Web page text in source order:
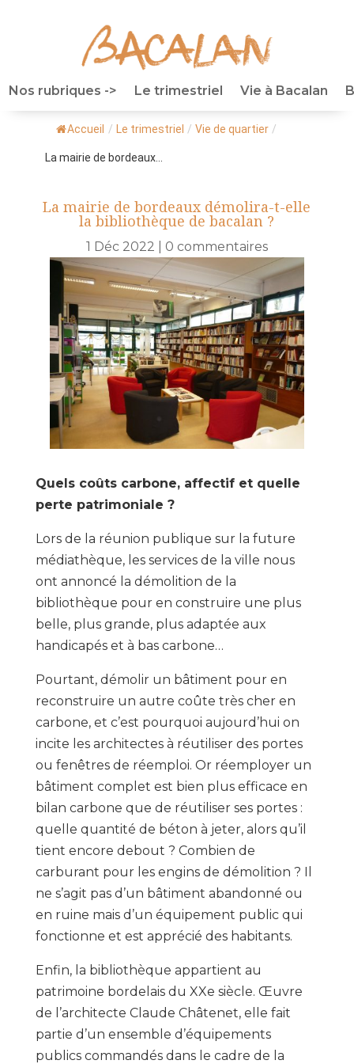
Nos rubriques -> Le trimestriel Vie à Bacalan
Accueil / Le trimestriel / Vie de quartier /
La mairie de bordeaux...
La mairie de bordeaux démolira-t-elle
la bibliothèque de bacalan ?
1 Déc 2022 0 commentaires
Quels coûts carbone, affectif et quelle
perte patrimoniale ?
Lors de la réunion publique sur la future
médiathèque, les services de la ville nous
ont annoncé la démolition de la
bibliothèque pour en construire une plus
belle, plus grande, plus adaptée aux
handicapés et à bas carbone…
Pourtant, démolir un bâtiment pour en
reconstruire un autre coûte très cher en
carbone, et c’est pourquoi aujourd’hui on
incite les architectes à réutiliser des portes
ou fenêtres de réemploi. Or réemployer un
bâtiment complet est bien plus efficace en
bilan carbone que de réutiliser ses portes :
quelle quantité de béton à jeter, alors qu’il
tient encore debout ? Combien de
carburant pour les engins de démolition ? Il
ne s’agit pas d’un bâtiment abandonné ou
en ruine mais d’un équipement public qui
fonctionne et est apprécié des habitants.
Enfin, la bibliothèque appartient au
patrimoine bordelais du XXe siècle. Œuvre
de l’architecte Claude Châtenet, elle fait
partie d’un ensemble d’équipements
publics commandés dans le cadre de la